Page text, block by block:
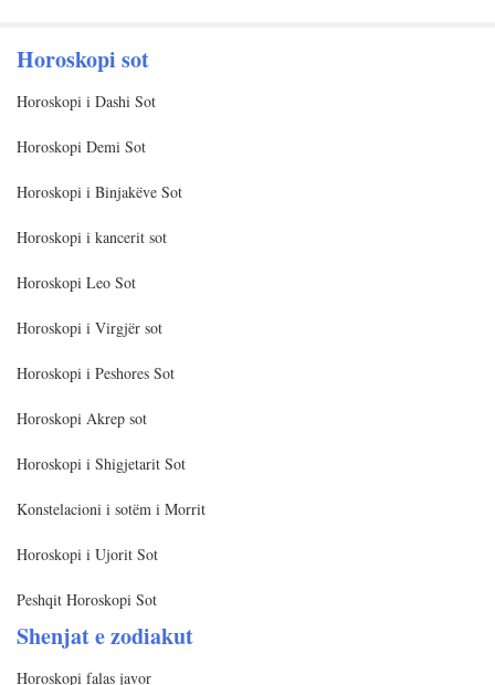
Horoskopi sot
Horoskopi i Dashi Sot
Horoskopi Demi Sot
Horoskopi i Binjakëve Sot
Horoskopi i kancerit sot
Horoskopi Leo Sot
Horoskopi i Virgjër sot
Horoskopi i Peshores Sot
Horoskopi Akrep sot
Horoskopi i Shigjetarit Sot
Konstelacioni i sotëm i Morrit
Horoskopi i Ujorit Sot
Peshqit Horoskopi Sot
Shenjat e zodiakut
Horoskopi falas javor